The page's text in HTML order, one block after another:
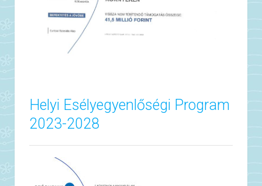
Helyi Esélyegyenlőségi Program
2023-2028